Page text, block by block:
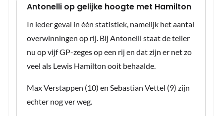
Antonelli op gelijke hoogte met Hamilton
In ieder geval in één statistiek, namelijk het aantal
overwinningen op rij. Bij Antonelli staat de teller
nu op vijf GP-zeges op een rij en dat zijn er net zo
veel als Lewis Hamilton ooit behaalde.
Max Verstappen (10) en Sebastian Vettel (9) zijn
echter nog ver weg.